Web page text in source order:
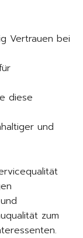
Vertrauen bei
diese
und
zum